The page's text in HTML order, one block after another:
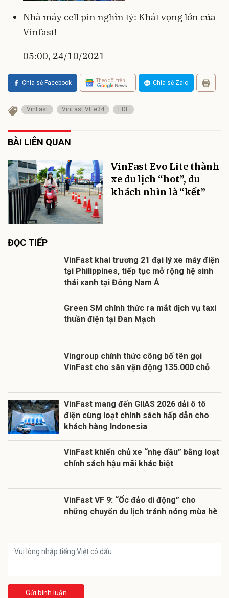
Nhà máy cell pin nghìn tỷ: Khát vọng lớn của
Vinfast!
05:00, 24/10/2021
Chia sẻ Facebook Theo dõi trên Chia sẻ Zalo
VinFast VinFast VF e34 EDF
BÀI LIÊN QUAN
VinFast Evo Lite thành
xe du lịch “hot”, du
khách nhìn là “kết”
ĐỌC TIẾP
VinFast khai trương 21 đại lý xe máy điện
tại Philippines, tiếp tục mở rộng hệ sinh
thái xanh tại Đông Nam Á
Green SM chính thức ra mắt dịch vụ taxi
thuần điện tại Đan Mạch
Vingroup chính thức công bố tên gọi
VinFast cho sân vận động 135.000 chỗ
VinFast mang đến GIIAS 2026 dải ô tô
điện cùng loạt chính sách hấp dẫn cho
khách hàng Indonesia
VinFast khiến chủ xe “nhẹ đầu” bằng loạt
chính sách hậu mãi khác biệt
VinFast VF 9: “Ốc đảo di động” cho
những chuyến du lịch tránh nóng mùa hè
Gửi bình luận